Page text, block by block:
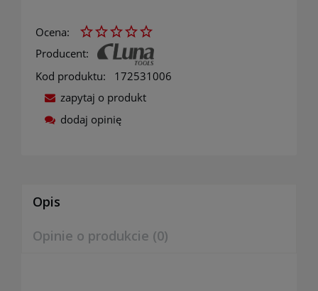
Ocena:
Producent:
Kod produktu:
172531006
zapytaj o produkt
dodaj opinię
Opis
Opinie o produkcie (0)